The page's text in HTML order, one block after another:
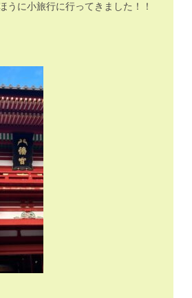
うに小旅行に行ってきました！！